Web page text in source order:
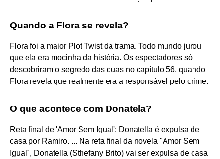
Quando a Flora se revela?
Flora foi a maior Plot Twist da trama. Todo mundo jurou
que ela era mocinha da história. Os espectadores só
descobriram o segredo das duas no capítulo 56, quando
Flora revela que realmente era a responsável pelo crime.
O que acontece com Donatela?
Reta final de 'Amor Sem Igual': Donatella é expulsa de
casa por Ramiro. ... Na reta final da novela "Amor Sem
Igual", Donatella (Sthefany Brito) vai ser expulsa de casa